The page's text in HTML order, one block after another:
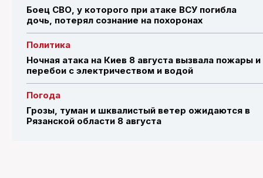
Боец СВО, у которого при атаке ВСУ погибла
дочь, потерял сознание на похоронах
Политика
Ночная атака на Киев 8 августа вызвала пожары и
перебои с электричеством и водой
Погода
Грозы, туман и шквалистый ветер ожидаются в
Рязанской области 8 августа